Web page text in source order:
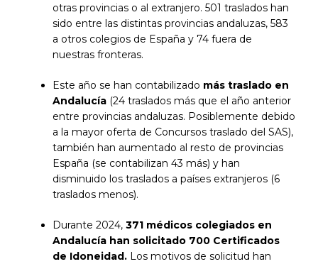
otras provincias o al extranjero. 501 traslados han
sido entre las distintas provincias andaluzas, 583
a otros colegios de España y 74 fuera de
nuestras fronteras.
Este año se han contabilizado más traslado en
Andalucía(24 traslados más que el año anterior
entre provincias andaluzas. Posiblemente debido
a la mayor oferta de Concursos traslado del SAS),
también han aumentado al resto de provincias
España (se contabilizan 43 más) y han
disminuido los traslados a países extranjeros (6
traslados menos).
Durante 2024, 371 médicos colegiados en
Andalucía han solicitado 700 Certificados
de Idoneidad.Los motivos de solicitud han